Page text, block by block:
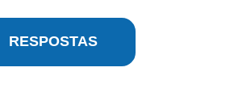
RESPOSTAS